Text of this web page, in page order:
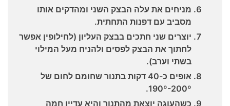
מניחים את עלה הבצק השני ומהדקים אותו
מסביב עם דפנות התחתית.
יוצרים שני חתכים בבצק העליון (לחילופין אפשר
לחתוך את הבצק לפסים ולהניח מעל המילוי
בשתי וערב).
אופים כ-40 דקות בתנור שחומם לחום של
190º-200º.
כשהעוגה יוצאת מהתנור והיא עדיין חמה